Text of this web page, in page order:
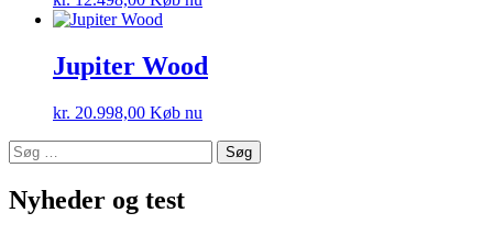
Jupiter Wood
kr. 20.998,00 Køb nu
Søg
efter:
Nyheder og test